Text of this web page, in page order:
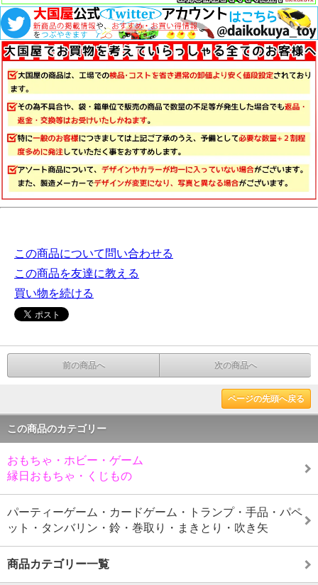
この商品について問い合わせる
この商品を友達に教える
買い物を続ける
前の商品へ 次の商品へ
ページの先頭へ戻る
この商品のカテゴリー
おもちゃ・ホビー・ゲーム
縁日おもちゃ・くじもの
パーティーゲーム・カードゲーム・トランプ・手品・パペ
ット・タンバリン・鈴・巻取り・まきとり・吹き矢
商品カテゴリー一覧